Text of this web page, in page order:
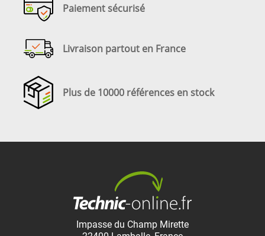
Paiement sécurisé
Livraison partout en France
Plus de 10000 références en stock
Impasse du Champ Mirette